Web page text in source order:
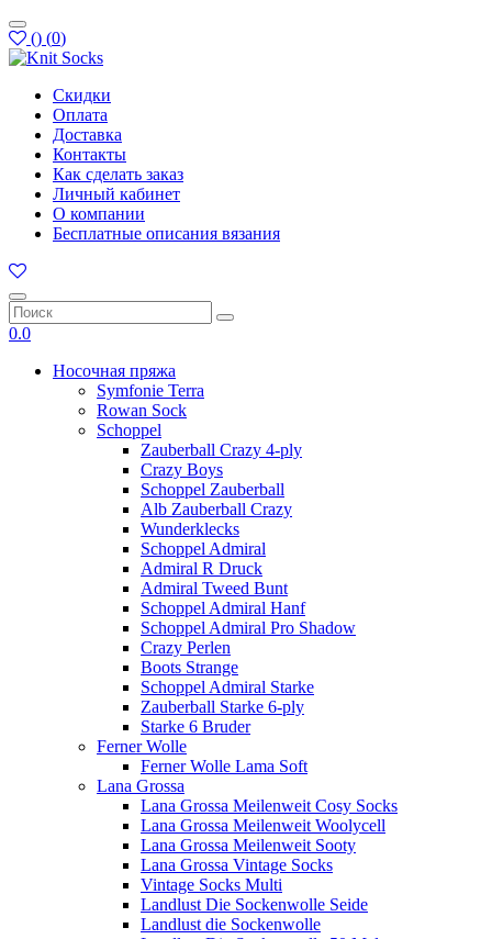
() (0)
Скидки
Оплата
Доставка
Контакты
Как сделать заказ
Личный кабинет
О компании
Бесплатные описания вязания
0.0
Носочная пряжа
Symfonie Terra
Rowan Sock
Schoppel
Zauberball Crazy 4-ply
Crazy Boys
Schoppel Zauberball
Alb Zauberball Crazy
Wunderklecks
Schoppel Admiral
Admiral R Druck
Admiral Tweed Bunt
Schoppel Admiral Hanf
Schoppel Admiral Pro Shadow
Crazy Perlen
Boots Strange
Schoppel Admiral Starke
Zauberball Starke 6-ply
Starke 6 Bruder
Ferner Wolle
Ferner Wolle Lama Soft
Lana Grossa
Lana Grossa Meilenweit Cosy Socks
Lana Grossa Meilenweit Woolycell
Lana Grossa Meilenweit Sooty
Lana Grossa Vintage Socks
Vintage Socks Multi
Landlust Die Sockenwolle Seide
Landlust die Sockenwolle